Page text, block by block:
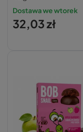
Dostawa we wtorek
32,03 zł